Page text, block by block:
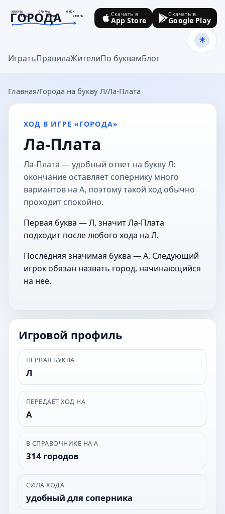
МОСКВА САМАРА
ОМСК
ТУЛА
СОЧИ КАЗАНЬ
ГОРОДА
goroda-na.ru
ИгратьПравилаЖителиПо буквамБлог
Скачать в
App Store
Скачать в
Google Play
Главная Города на букву Л Ла-Плата
ХОД В ИГРЕ «ГОРОДА»
Ла-Плата
Ла-Плата — удобный ответ на букву Л:
окончание оставляет сопернику много
вариантов на А, поэтому такой ход обычно
проходит спокойно.
Первая буква — Л, значит Ла-Плата
подходит после любого хода на Л.
Последняя значимая буква — А. Следующий
игрок обязан назвать город, начинающийся
на неё.
Игровой профиль
ПЕРВАЯ БУКВА
Л
ПЕРЕДАЁТ ХОД НА
А
В СПРАВОЧНИКЕ НА А
314 городов
СИЛА ХОДА
удобный для соперника